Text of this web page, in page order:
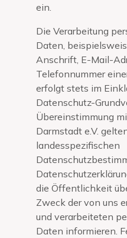
ein.
Die Verarbeitung
Daten,
Anschrift, E-Mail-
Telefonnummer
erfolgt stets im
Datenschutz-
Übereinstimmung
Darmstadt e.V.
landesspezifischen
die Öffentlichkeit
Zweck der von uns
und verarbeiteten
Daten informieren.